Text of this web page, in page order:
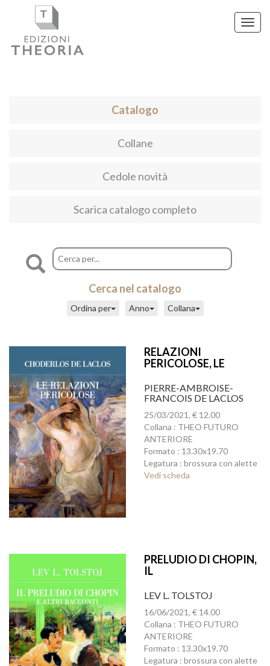
Catalogo
Collane
Cedole novità
Scarica catalogo completo
Cerca nel catalogo
Collana
Anno
Ordina per
RELAZIONI
PERICOLOSE, LE
PIERRE-AMBROISE-
FRANCOIS DE LACLOS
25/03/2021, € 12.00
Collana : THEO FUTURO
ANTERIORE
Formato : 13.30x19.70
Legatura : brossura con alette
Vedi scheda
PRELUDIO DI CHOPIN,
IL
LEV L. TOLSTOJ
16/06/2021, € 14.00
Collana : THEO FUTURO
ANTERIORE
Formato : 13.30x19.70
Legatura : brossura con alette